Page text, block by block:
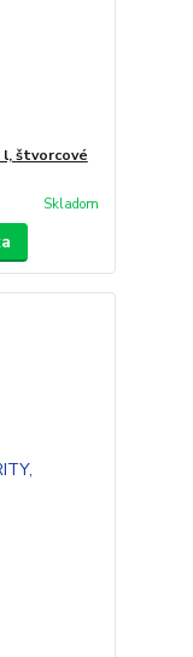
l, štvorcové
Skladom